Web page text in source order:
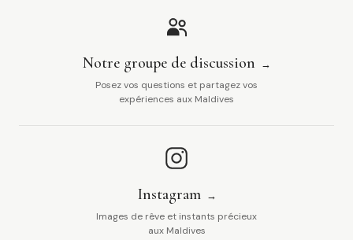
Notre groupe de discussion
Posez vos questions et partagez vos
expériences aux Maldives
Instagram
Images de rêve et instants précieux
aux Maldives